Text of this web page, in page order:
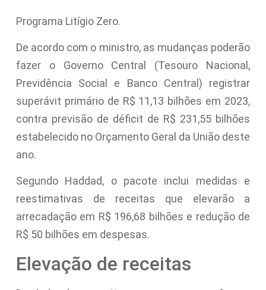
Programa Litígio Zero.
De acordo com o ministro, as mudanças poderão
fazer o Governo Central (Tesouro Nacional,
Previdência Social e Banco Central) registrar
superávit primário de R$ 11,13 bilhões em 2023,
contra previsão de déficit de R$ 231,55 bilhões
estabelecido no Orçamento Geral da União deste
ano.
Segundo Haddad, o pacote inclui medidas e
reestimativas de receitas que elevarão a
arrecadação em R$ 196,68 bilhões e redução de
R$ 50 bilhões em despesas.
Elevação de receitas